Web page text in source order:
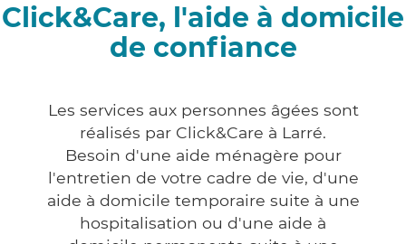
Click&Care, l'aide à domicile
de confiance
Les services aux personnes âgées sont
réalisés par Click&Care à Larré.
Besoin d'une aide ménagère pour
l'entretien de votre cadre de vie, d'une
aide à domicile temporaire suite à une
hospitalisation ou d'une aide à